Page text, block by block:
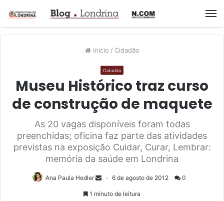
Início / Cidadão
Cidadão
Museu Histórico traz curso
de construção de maquete
As 20 vagas disponíveis foram todas
preenchidas; oficina faz parte das atividades
previstas na exposição Cuidar, Curar, Lembrar:
memória da saúde em Londrina
Ana Paula Hedler 6 de agosto de 2012 0
1 minuto de leitura